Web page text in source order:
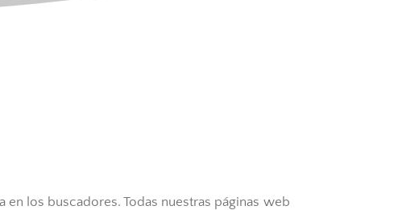
los buscadores. Todas nuestras páginas web